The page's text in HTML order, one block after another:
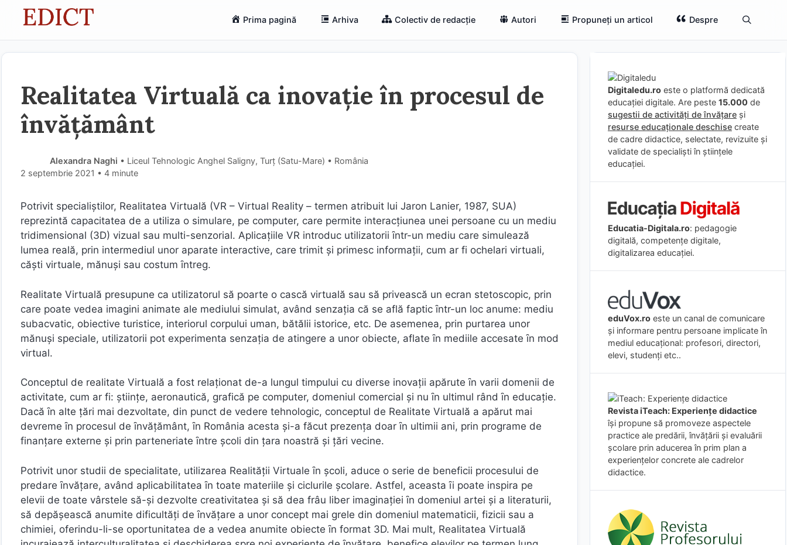
Prima pagină Arhiva Colectiv de redacție Autori Propuneți un articol Despre
Realitatea Virtuală ca inovație în procesul de
învățământ
Alexandra Naghi • Liceul Tehnologic Anghel Saligny, Turț (Satu-Mare) • România
2 septembrie 2021 • 4 minute
Potrivit specialiștilor, Realitatea Virtuală (VR – Virtual Reality – termen atribuit lui Jaron Lanier, 1987, SUA)
reprezintă capacitatea de a utiliza o simulare, pe computer, care permite interacţiunea unei persoane cu un mediu
tridimensional (3D) vizual sau multi-senzorial. Aplicaţiile VR introduc utilizatorii ȋntr-un mediu care simulează
lumea reală, prin intermediul unor aparate interactive, care trimit şi primesc informaţii, cum ar fi ochelari virtuali,
căşti virtuale, mănuşi sau costum ȋntreg.
Realitate Virtuală presupune ca utilizatorul să poarte o cască virtuală sau să privească un ecran stetoscopic, prin
care poate vedea imagini animate ale mediului simulat, având senzaţia că se află faptic ȋntr-un loc anume: mediu
subacvatic, obiective turistice, interiorul corpului uman, bătălii istorice, etc. De asemenea, prin purtarea unor
mănuși speciale, utilizatorii pot experimenta senzaţia de atingere a unor obiecte, aflate ȋn mediile accesate ȋn mod
virtual.
Conceptul de realitate Virtuală a fost relaţionat de-a lungul timpului cu diverse inovaţii apărute ȋn varii domenii de
activitate, cum ar fi: ştiinţe, aeronautică, grafică pe computer, domeniul comercial şi nu ȋn ultimul rând ȋn educaţie.
Dacă ȋn alte ţări mai dezvoltate, din punct de vedere tehnologic, conceptul de Realitate Virtuală a apărut mai
devreme ȋn procesul de ȋnvăţământ, ȋn România acesta şi-a făcut prezenţa doar ȋn ultimii ani, prin programe de
finanţare externe şi prin parteneriate ȋntre şcoli din ţara noastră şi ţări vecine.
Potrivit unor studii de specialitate, utilizarea Realităţii Virtuale ȋn şcoli, aduce o serie de beneficii procesului de
predare ȋnvăţare, având aplicabilitatea ȋn toate materiile şi ciclurile şcolare. Astfel, aceasta ȋi poate inspira pe
elevii de toate vârstele să-şi dezvolte creativitatea şi să dea frâu liber imaginaţiei ȋn domeniul artei şi a literaturii,
să depăşească anumite dificultăţi de ȋnvăţare a unor concept mai grele din domeniul matematicii, fizicii sau a
chimiei, oferindu-li-se oportunitatea de a vedea anumite obiecte ȋn format 3D. Mai mult, Realitatea Virtuală
Digitaledu.ro este o platformă dedicată
educației digitale. Are peste 15.000 de
sugestii de activități de învățare și
resurse educaționale deschise create
de cadre didactice, selectate, revizuite și
validate de specialiști în științele
educației.
Educatia-Digitala.ro: pedagogie
digitală, competențe digitale,
digitalizarea educației.
eduVox.ro este un canal de comunicare
și informare pentru persoane implicate în
mediul educațional: profesori, directori,
elevi, studenți etc..
Revista iTeach: Experienţe didactice
îşi propune să promoveze aspectele
practice ale predării, învăţării şi evaluării
şcolare prin aducerea în prim plan a
experienţelor concrete ale cadrelor
didactice.